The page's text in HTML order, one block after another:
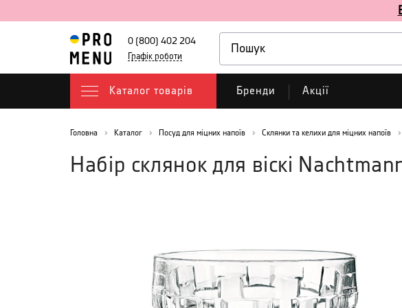
0 (800) 402 204
Графік роботи
Каталог товарів Бренди Акції
Головна Каталог Посуд для міцних напоїв Склянки та келихи для міцних напоїв
Набір склянок для віскі